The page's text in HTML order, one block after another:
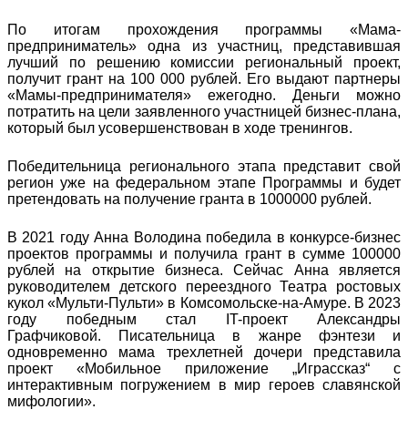
По итогам прохождения программы «Мама-
предприниматель» одна из участниц, представившая
лучший по решению комиссии региональный проект,
получит грант на 100 000 рублей. Его выдают партнеры
«Мамы-предпринимателя» ежегодно. Деньги можно
потратить на цели заявленного участницей бизнес-плана,
который был усовершенствован в ходе тренингов.
Победительница регионального этапа представит свой
регион уже на федеральном этапе Программы и будет
претендовать на получение гранта в 1000000 рублей.
В 2021 году Анна Володина победила в конкурсе-бизнес
проектов программы и получила грант в сумме 100000
рублей на открытие бизнеса. Сейчас Анна является
руководителем детского переездного Театра ростовых
кукол «Мульти-Пульти» в Комсомольске-на-Амуре. В 2023
году победным стал IT-проект Александры
Графчиковой. Писательница в жанре фэнтези и
одновременно мама трехлетней дочери представила
проект «Мобильное приложение „Играссказ“ с
интерактивным погружением в мир героев славянской
мифологии».